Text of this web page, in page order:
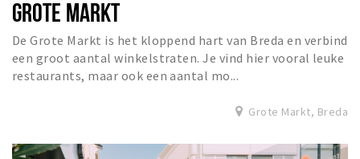
GROTE MARKT
De Grote Markt is het kloppend hart van Breda en verbind
een groot aantal winkelstraten. Je vind hier vooral leuke
restaurants, maar ook een aantal mo...
Grote Markt, Breda